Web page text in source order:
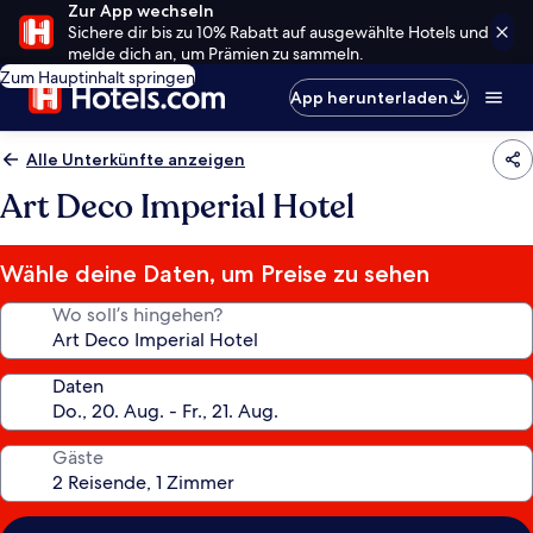
Zur App wechseln
Sichere dir bis zu 10% Rabatt auf ausgewählte Hotels und
melde dich an, um Prämien zu sammeln.
Zum Hauptinhalt springen
App herunterladen
Alle Unterkünfte anzeigen
Art Deco Imperial Hotel
Wähle deine Daten, um Preise zu sehen
Wo soll’s hingehen?
Daten
Gäste